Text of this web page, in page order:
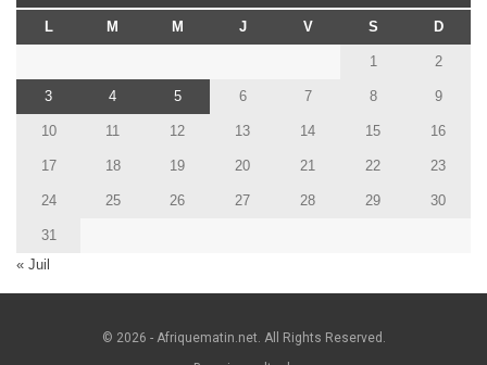
L M M J V S D
1 2
3 4 5 6 7 8 9
10 11 12 13 14 15 16
17 18 19 20 21 22 23
24 25 26 27 28 29 30
31
« Juil
© 2026 - Afriquematin.net. All Rights Reserved.